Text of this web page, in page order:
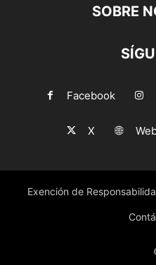
SOBRE
Facebook
X
Exención de